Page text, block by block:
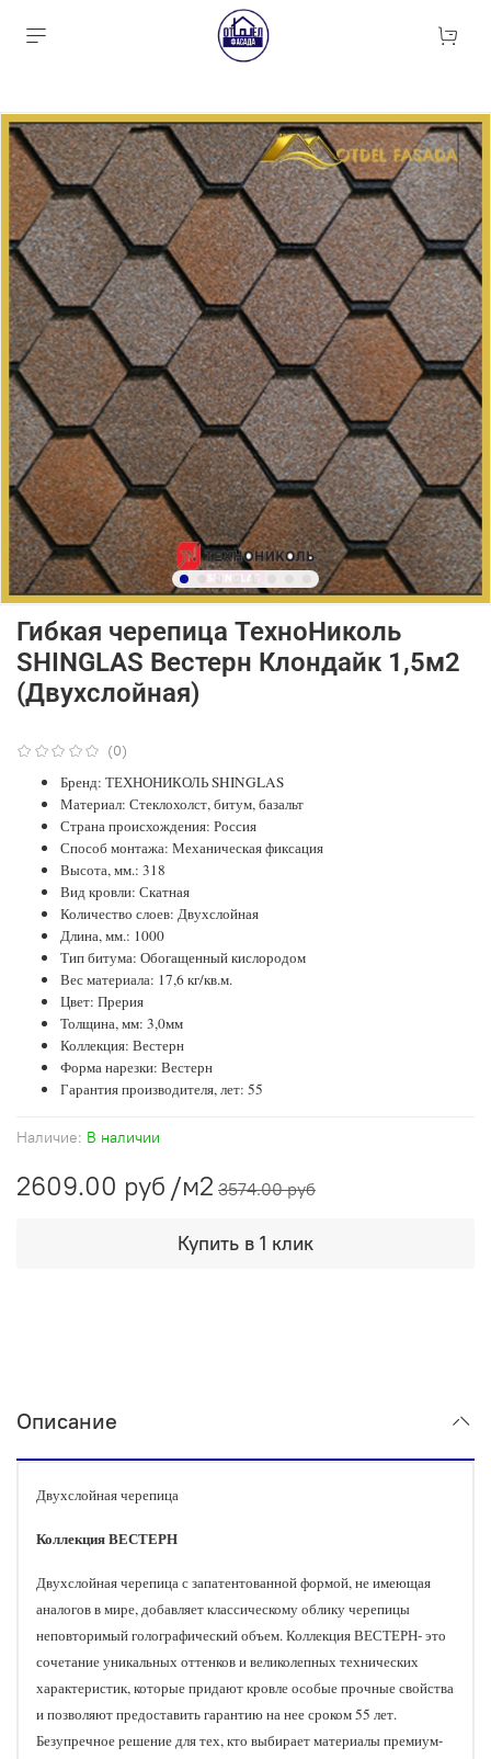
(0)
Наличие: В наличии
Гибкая черепица ТехноНиколь
SHINGLAS Вестерн Клондайк 1,5м2
(Двухслойная)
2609.00 руб /м2 3574.00 руб
Купить в 1 клик
Бренд: ТЕХНОНИКОЛЬ SHINGLAS
Материал: Стеклохолст, битум, базальт
Страна происхождения: Россия
Способ монтажа: Механическая фиксация
Высота, мм.: 318
Вид кровли: Скатная
Количество слоев: Двухслойная
Длина, мм.: 1000
Тип битума: Обогащенный кислородом
Вес материала: 17,6 кг/кв.м.
Цвет: Прерия
Толщина, мм: 3,0мм
Коллекция: Вестерн
Форма нарезки: Вестерн
Гарантия производителя, лет: 55
Описание
Двухслойная черепица
Коллекция ВЕСТЕРН
Двухслойная черепица с запатентованной формой, не имеющая
аналогов в мире, добавляет классическому облику черепицы
неповторимый голографический объем. Коллекция ВЕСТЕРН- это
сочетание уникальных оттенков и великолепных технических
характеристик, которые придают кровле особые прочные свойства
и позволяют предоставить гарантию на нее сроком 55 лет.
Безупречное решение для тех, кто выбирает материалы премиум-